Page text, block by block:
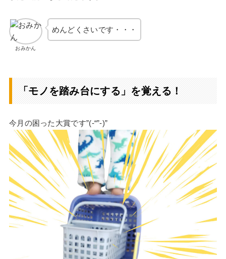
おみかん
めんどくさいです・・・
「モノを踏み台にする」を覚える！
今月の困った大賞です”(-“”-)”